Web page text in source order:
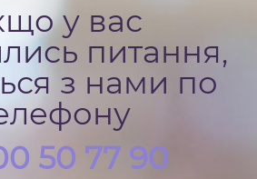
у вас
питання,
з нами по
50 77 90